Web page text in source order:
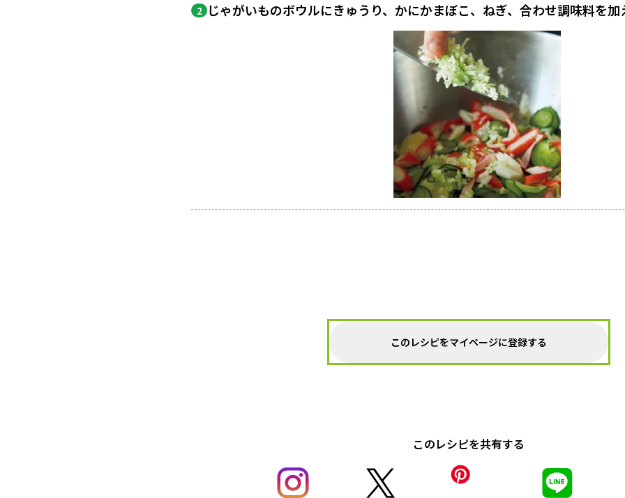
2 じゃがいものボウルにきゅうり、かにかまぼこ、ねぎ、合わせ調味料を加
このレシピをマイページに登録する
このレシピを共有する